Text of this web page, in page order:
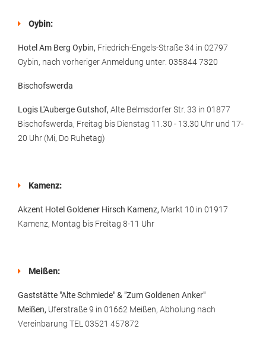
Oybin:
Hotel Am Berg Oybin, Friedrich-Engels-Straße 34 in 02797
Oybin, nach vorheriger Anmeldung unter: 035844 7320
Bischofswerda
Logis L'Auberge Gutshof, Alte Belmsdorfer Str. 33 in 01877
Bischofswerda, Freitag bis Dienstag 11.30 - 13.30 Uhr und 17-
20 Uhr (Mi, Do Ruhetag)
Kamenz:
Akzent Hotel Goldener Hirsch Kamenz, Markt 10 in 01917
Kamenz, Montag bis Freitag 8-11 Uhr
Meißen:
Gaststätte "Alte Schmiede" & "Zum Goldenen Anker"
Meißen, Uferstraße 9 in 01662 Meißen, Abholung nach
Vereinbarung TEL 03521 457872